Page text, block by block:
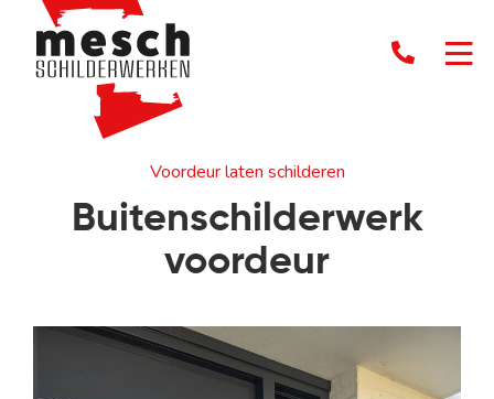
Voordeur laten schilderen
Buitenschilderwerk
voordeur